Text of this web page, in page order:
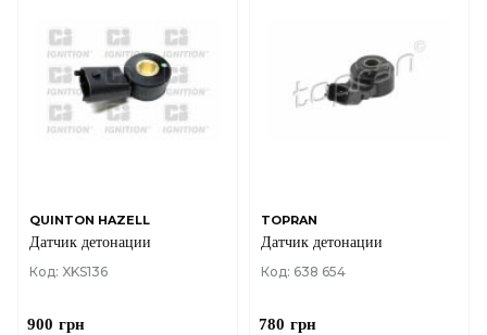
QUINTON HAZELL
Датчик детонации
Код: XKS136
900 грн
TOPRAN
Датчик детонации
Код: 638 654
780 грн